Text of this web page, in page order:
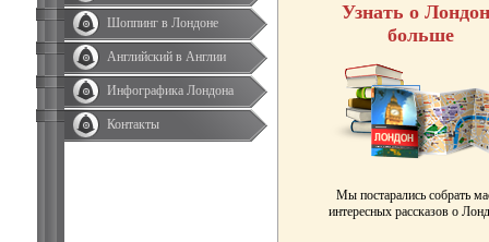
Шоппинг в Лондоне
Английский в Англии
Инфографика Лондона
Контакты
Узнать о
больше
Мы постарались собрать
интересных рассказов о